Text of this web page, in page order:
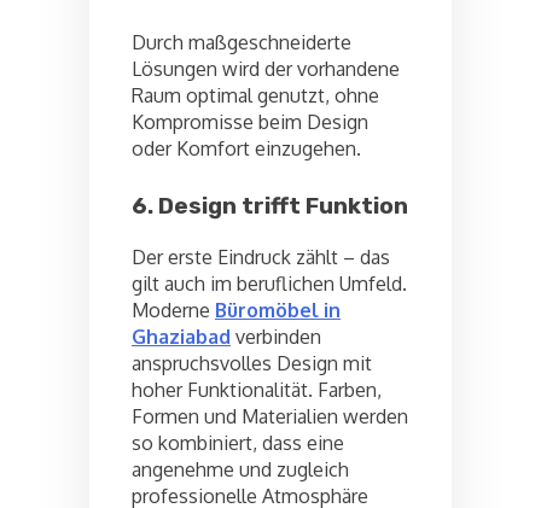
Durch maßgeschneiderte
Lösungen wird der vorhandene
Raum optimal genutzt, ohne
Kompromisse beim Design
oder Komfort einzugehen.
6. Design trifft Funktion
Der erste Eindruck zählt – das
gilt auch im beruflichen Umfeld.
Moderne Büromöbel in
Ghaziabad verbinden
anspruchsvolles Design mit
hoher Funktionalität. Farben,
Formen und Materialien werden
so kombiniert, dass eine
angenehme und zugleich
professionelle Atmosphäre